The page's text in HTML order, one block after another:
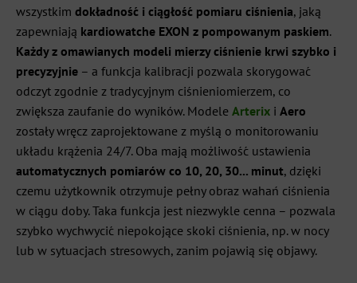
wszystkim dokładność i ciągłość pomiaru ciśnienia, jaką
zapewniają kardiowatche EXON z pompowanym paskiem.
Każdy z omawianych modeli mierzy ciśnienie krwi szybko i
precyzyjnie – a funkcja kalibracji pozwala skorygować
odczyt zgodnie z tradycyjnym ciśnieniomierzem, co
zwiększa zaufanie do wyników. Modele Arterix i Aero
zostały wręcz zaprojektowane z myślą o monitorowaniu
układu krążenia 24/7. Oba mają możliwość ustawienia
automatycznych pomiarów co 10, 20, 30... minut, dzięki
czemu użytkownik otrzymuje pełny obraz wahań ciśnienia
w ciągu doby. Taka funkcja jest niezwykle cenna – pozwala
szybko wychwycić niepokojące skoki ciśnienia, np. w nocy
lub w sytuacjach stresowych, zanim pojawią się objawy.